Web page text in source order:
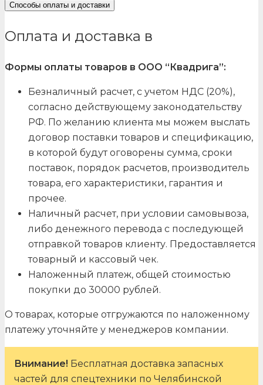
Способы оплаты и доставки
Оплата и доставка в
Формы оплаты товаров в ООО “Квадрига”:
Безналичный расчет, с учетом НДС (20%),
согласно действующему законодательству
РФ. По желанию клиента мы можем выслать
договор поставки товаров и спецификацию,
в которой будут оговорены сумма, сроки
поставок, порядок расчетов, производитель
товара, его характеристики, гарантия и
прочее.
Наличный расчет, при условии самовывоза,
либо денежного перевода с последующей
отправкой товаров клиенту. Предоставляется
товарный и кассовый чек.
Наложенный платеж, общей стоимостью
покупки до 30000 рублей.
О товарах, которые отгружаются по наложенному
платежу уточняйте у менеджеров компании.
Внимание! Бесплатная доставка запасных
частей для спецтехники по Челябинской